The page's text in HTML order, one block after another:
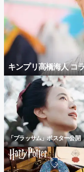
キンプリ高橋海人 コ
「ブラッサム」ポスター公開